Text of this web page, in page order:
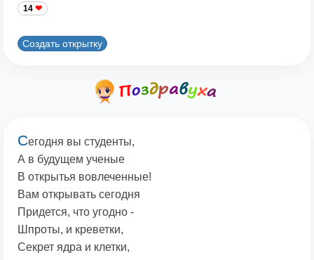
14
Создать открытку
Сегодня вы студенты,
А в будущем ученые
В открытья вовлеченные!
Вам открывать сегодня
Придется, что угодно -
Шпроты, и креветки,
Секрет ядра и клетки,